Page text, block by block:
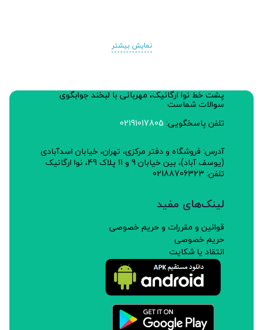
نمایش بیشتر
پشت خط نوا ارگانیک، مهربانی با لبخند جوابگوی
سوالات شماست
تلفن پاسخگویی: 02191017805
آدرس: فروشگاه و دفتر مرکزی، تهران، خیابان اسدآبادی
(یوسف آباد)، بین خیابان 9 و 11 پلاک 49، نوا ارگانیک
تلفن: 02188706323
لینک‌های مفید
قوانین و مقررات و حریم خصوصی
حریم خصوصی
انتقاد یا شکایت